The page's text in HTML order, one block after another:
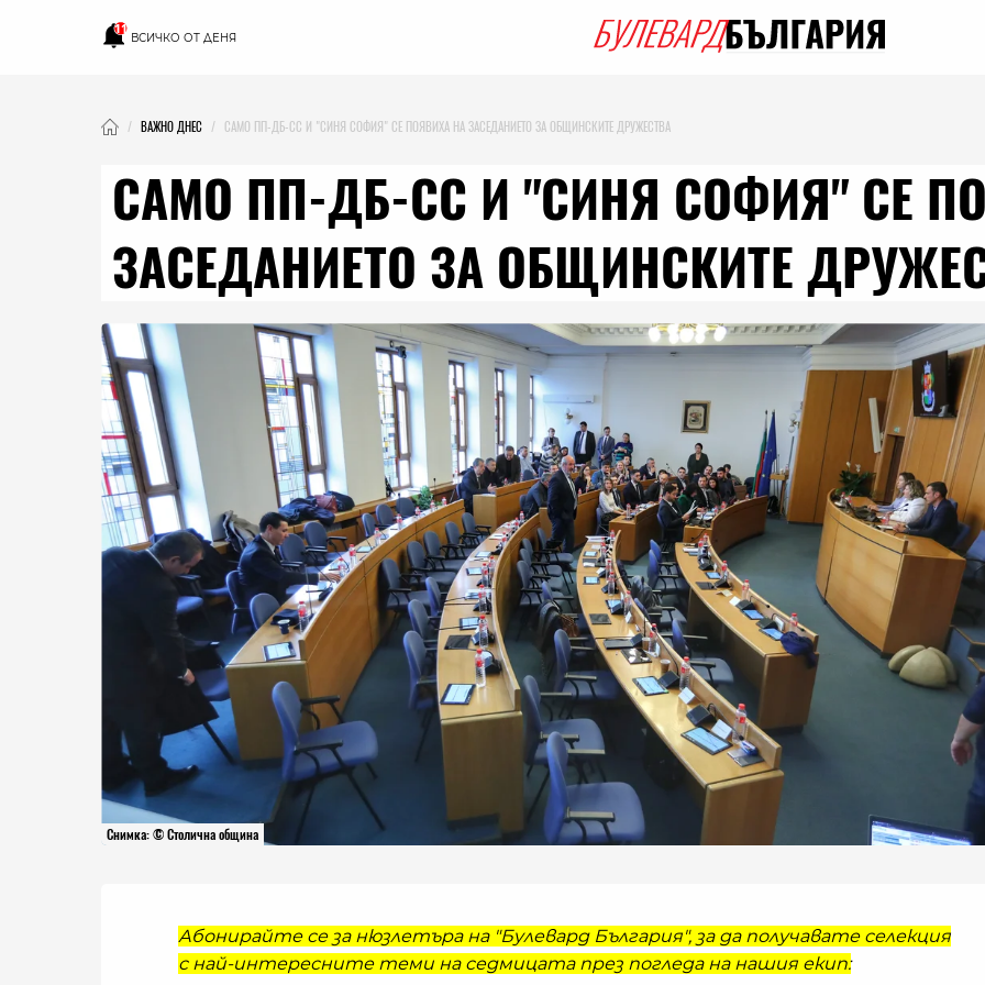
11
ВСИЧКО ОТ ДЕНЯ
ВАЖНО ДНЕС САМО ПП-ДБ-СС И "СИНЯ СОФИЯ" СЕ ПОЯВИХА НА ЗАСЕДАНИЕТО ЗА ОБЩИНСКИТЕ ДРУЖЕСТВА
САМО ПП-ДБ-СС И "СИНЯ СОФИЯ" СЕ
ЗАСЕДАНИЕТО ЗА ОБЩИНСКИТЕ
Снимка: © Столична община
Абонирайте се за нюзлетъра на "Булевард България", за да получавате селекция
с най-интересните теми на седмицата през погледа на нашия екип: